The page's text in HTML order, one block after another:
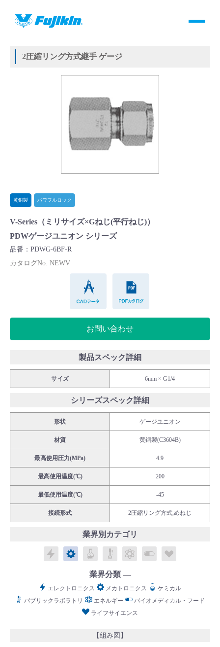
製品情報
製品カタログダウンロード
よくあるご質問(FAQ)・用語集
Cv値・流量計算ツール
製品動画一覧
バルブと継手のきほん
説明会・講習会
Corporate Blog
採用情報
languageLanguage：日本語／English
mailお問い合わせ
HOME 製品情報
2圧縮リング方式継手 ゲージ
黄銅製 パワフルロック
V-Series（ミリサイズ×Gねじ(平行ねじ)）
PDWゲージユニオン シリーズ
品番：PDWG-6BF-R
カタログNo. NEWV
お問い合わせ
製品スペック詳細
サイズ 6mm × G1/4
シリーズスペック詳細
形状 ゲージユニオン
材質 黄銅製(C3604B)
最高使用圧力(MPa) 4.9
最高使用温度(℃) 200
最低使用温度(℃) -45
接続形式 2圧縮リング方式,めねじ
業界別カテゴリ
エレクトロニクス
メカトロニクス
ケミカルパブリックラボラトリ
エネルギーバイオメディカ
業界分類
エレクトロニクス メカトロニクス
ケミカル
パブリックラボラトリ
エネルギー
バイオメディカル・フード
ライフサイエンス
【組み図】